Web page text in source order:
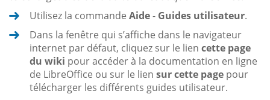
Utilisez la commande Aide- Guides utilisateur.
Dans la fenêtre qui s’affiche dans le navigateur
internet par défaut, cliquez sur le lien cette page
du wiki pour accéder à la documentation en ligne
de LibreOffice ou sur le lien sur cette page pour
télécharger les différents guides utilisateur.